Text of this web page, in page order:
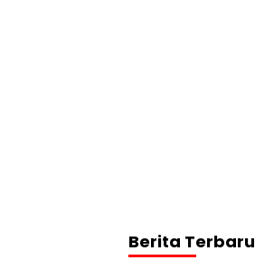
Berita Terbaru